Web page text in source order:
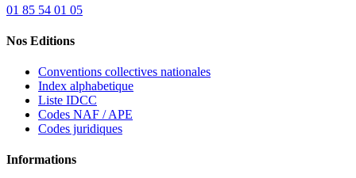
01 85 54 01 05
Nos Editions
Conventions collectives nationales
Index alphabetique
Liste IDCC
Codes NAF / APE
Codes juridiques
Informations